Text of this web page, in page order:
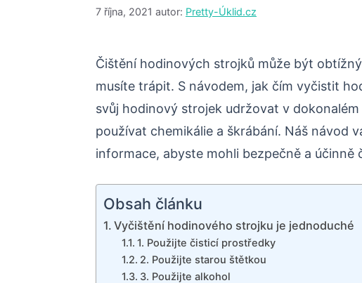
7 října, 2021 autor: Pretty-Úklid.cz
Čištění hodinových strojků může být
musíte trápit. S návodem, jak čím vyčistit
svůj hodinový strojek udržovat v
používat chemikálie a škrábání. Náš návod
informace, abyste mohli bezpečně a
Obsah článku
Vyčištění hodinového strojku je jednoduché
1. Použijte čisticí prostředky
2. Použijte starou štětkou
3. Použijte alkohol